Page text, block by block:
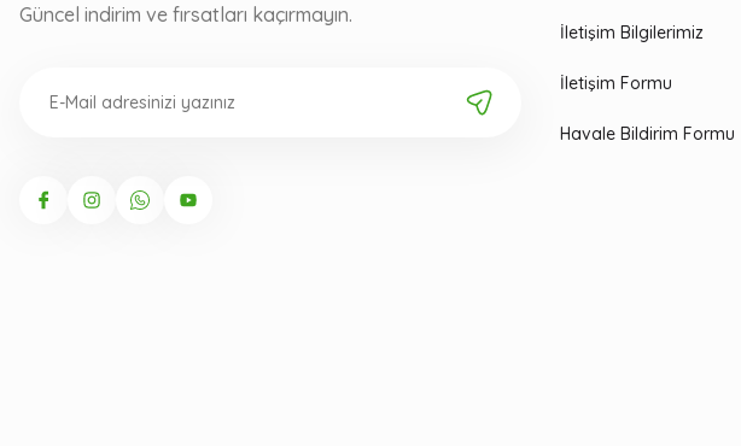
Güncel indirim ve fırsatları kaçırmayın.
İletişim Bilgilerimiz
İletişim Formu
Havale Bildirim Formu